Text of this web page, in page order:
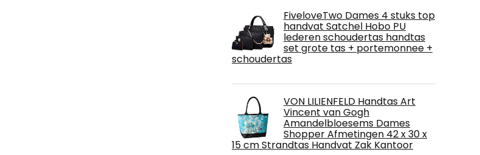
FiveloveTwo Dames 4 stuks top
handvat Satchel Hobo PU
lederen schoudertas handtas
set grote tas + portemonnee +
schoudertas
VON LILIENFELD Handtas Art
Vincent van Gogh
Amandelbloesems Dames
Shopper Afmetingen 42 x 30 x
15 cm Strandtas Handvat Zak Kantoor